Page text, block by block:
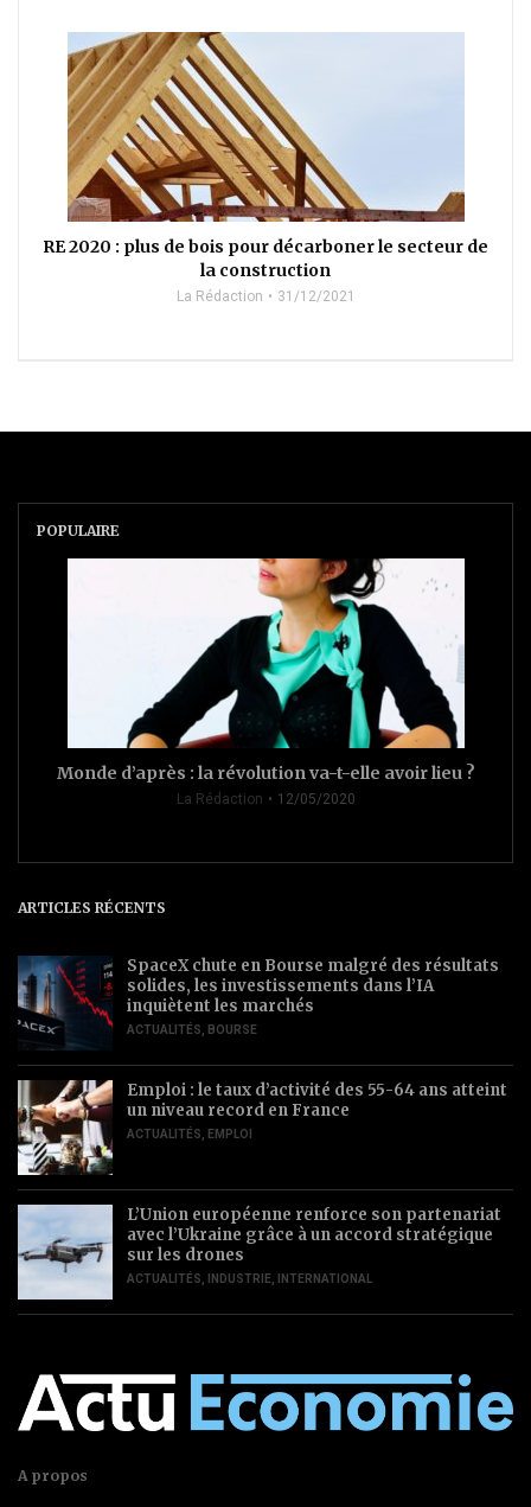
RE 2020 : plus de bois pour décarboner le secteur de
la construction
La Rédaction 31/12/2021
POPULAIRE
Monde d’après : la révolution va-t-elle avoir lieu ?
La Rédaction 12/05/2020
ARTICLES RÉCENTS
SpaceX chute en Bourse malgré des résultats
solides, les investissements dans l’IA
inquiètent les marchés
ACTUALITÉS BOURSE
Emploi : le taux d’activité des 55-64 ans atteint
un niveau record en France
ACTUALITÉS EMPLOI
L’Union européenne renforce son partenariat
avec l’Ukraine grâce à un accord stratégique
sur les drones
ACTUALITÉS INDUSTRIE INTERNATIONAL
A propos